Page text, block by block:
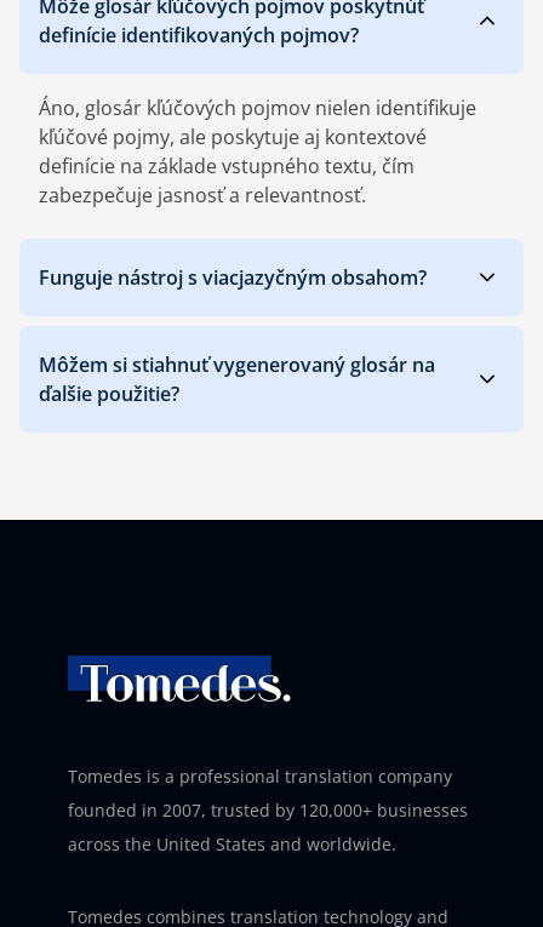
Môže glosár kľúčových pojmov poskytnúť
definície identifikovaných pojmov?
Áno, glosár kľúčových pojmov nielen identifikuje
kľúčové pojmy, ale poskytuje aj kontextové
definície na základe vstupného textu, čím
zabezpečuje jasnosť a relevantnosť.
Funguje nástroj s viacjazyčným obsahom?
Môžem si stiahnuť vygenerovaný glosár na
ďalšie použitie?
Tomedes is a professional translation company
founded in 2007, trusted by 120,000+ businesses
across the United States and worldwide.
Tomedes combines translation technology and